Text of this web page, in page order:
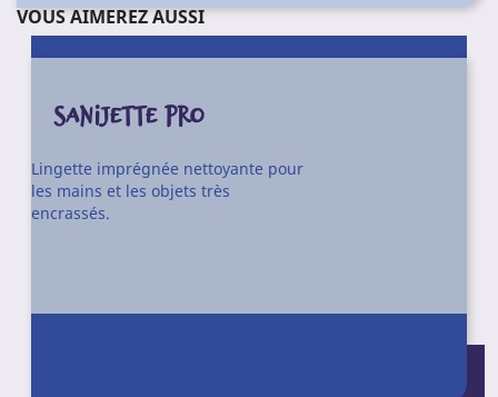
VOUS AIMEREZ AUSSI
SANIJETTE PRO
Lingette imprégnée nettoyante pour
les mains et les objets très
encrassés.